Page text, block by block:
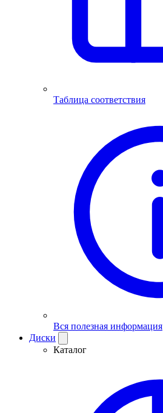
Таблица соответствия
Вся полезная информация
Диски
Каталог